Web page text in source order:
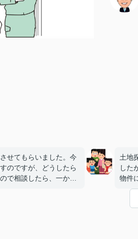
せてもらいました。今
のですが、どうしたら
で相談したら、一から
土地
した
物件
し